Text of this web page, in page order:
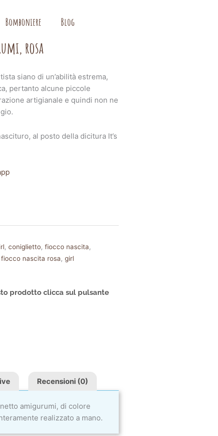
Bomboniere Blog
rosa
siano di un’abilità estrema,
pertanto alcune piccole
artigianale e quindi non ne
al posto della dicitura It’s
,coniglietto,fiocco nascita,
fiocco nascita rosa,girl
prodotto clicca sul pulsante
Recensioni (0)
amigurumi, di colore
realizzato a mano.